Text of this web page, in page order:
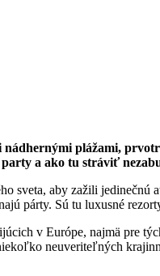
plážami,
a ako tu stráviť
sveta, aby zažili jedinečnú
párty. Sú tu luxusné
v Európe, najmä pre
neuveriteľných